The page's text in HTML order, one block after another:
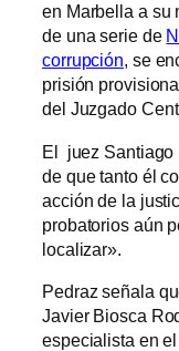
en Marbella a su
de una serie de
corrupción, se
prisión
del Juzgado
El juez Santiago
de que tanto él
acción de la
probatorios aún
localizar».
Pedraz señala
Javier Biosca
especialista en